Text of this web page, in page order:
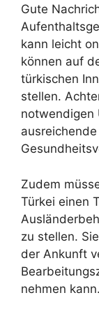
Gute
kann leicht
können auf
türkischen
stellen.
notwendigen
Zudem
Türkei einen
zu stellen.
der Ankunft
nehmen kann.